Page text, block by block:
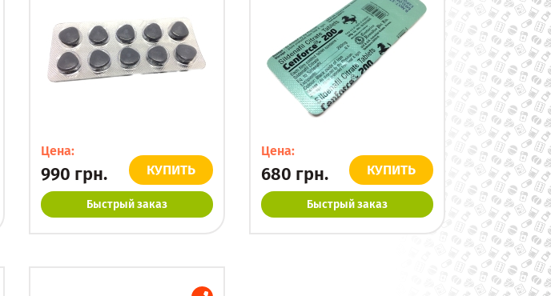
Цена:
990 грн. КУПИТЬ
Быстрый заказ
Цена:
680 грн. КУПИТЬ
Быстрый заказ